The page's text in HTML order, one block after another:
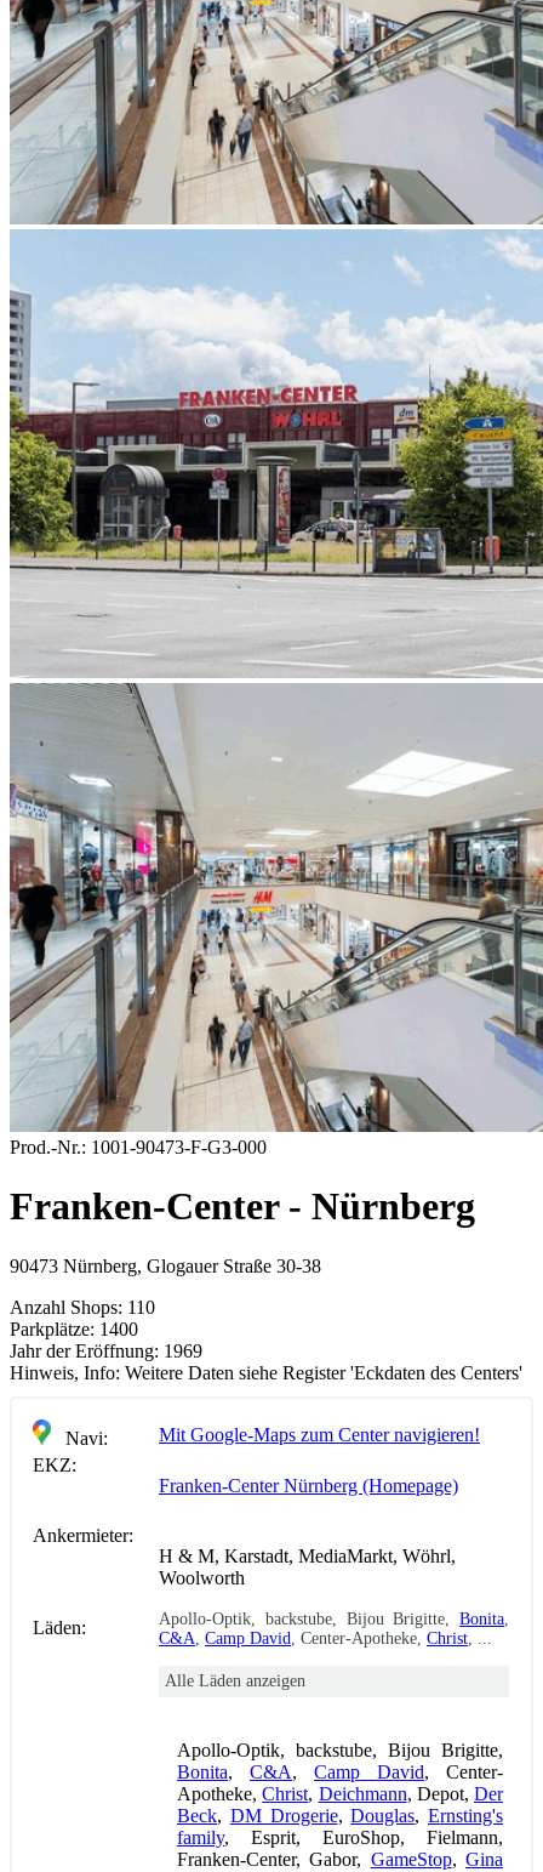
Prod.-Nr.: 1001-90473-F-G3-000
Franken-Center - Nürnberg
90473 Nürnberg, Glogauer Straße 30-38
Anzahl Shops: 110
Parkplätze: 1400
Jahr der Eröffnung: 1969
Hinweis, Info: Weitere Daten siehe Register 'Eckdaten des Centers'
Navi:
Mit Google-Maps zum Center navigieren!
EKZ:
Franken-Center Nürnberg (Homepage)
Ankermieter:
H & M, Karstadt, MediaMarkt, Wöhrl,
Woolworth
Läden: Apollo-Optik, backstube, Bijou Brigitte, Bonita
C&A Camp David , Center-Apotheke, Christ
Alle Läden anzeigen
Apollo-Optik, backstube, Bijou Brigitte,
Bonita, C&A, Camp David, Center-
Apotheke,Christ, Deichmann, Depot, Der
Beck, DM Drogerie,Douglas, Ernsting's
family, Esprit, EuroShop, Fielmann,
Franken-Center, Gabor, GameStop,Gina